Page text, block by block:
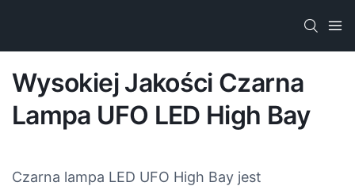
Wysokiej Jakości Czarna
Lampa UFO LED High Bay
Czarna lampa LED UFO High Bay jest